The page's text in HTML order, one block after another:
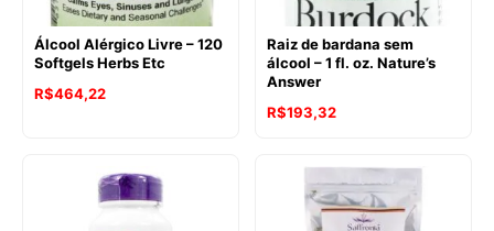
Álcool Alérgico Livre – 120
Softgels Herbs Etc
R$464,22
Raiz de bardana sem
álcool – 1 fl. oz. Nature’s
Answer
R$193,32